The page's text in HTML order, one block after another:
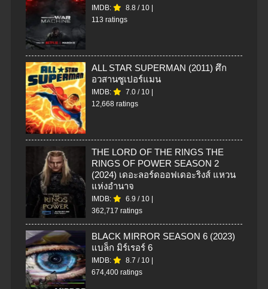
IMDB: 8.8 / 10
113 ratings
ALL STAR SUPERMAN (2011) ศึก
อวสานซูเปอร์แมน
IMDB: 7.0 / 10
12,668 ratings
THE LORD OF THE RINGS THE
RINGS OF POWER SEASON 2
(2024) เดอะลอร์ดออฟเดอะริงส์ แหวน
แห่งอำนาจ
IMDB: 6.9 / 10
362,717 ratings
BLACK MIRROR SEASON 6 (2023)
แบล็ก มิร์เรอร์ 6
IMDB: 8.7 / 10
674,400 ratings